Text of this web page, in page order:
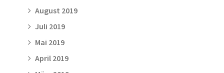
August 2019
Juli 2019
Mai 2019
April 2019